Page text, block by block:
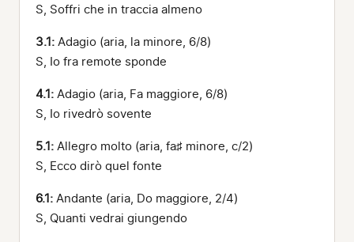
S, Soffri che in traccia almeno
3.1: Adagio (aria, la minore, 6/8)
S, Io fra remote sponde
4.1: Adagio (aria, Fa maggiore, 6/8)
S, Io rivedrò sovente
5.1: Allegro molto (aria, fa♯ minore, c/2)
S, Ecco dirò quel fonte
6.1: Andante (aria, Do maggiore, 2/4)
S, Quanti vedrai giungendo